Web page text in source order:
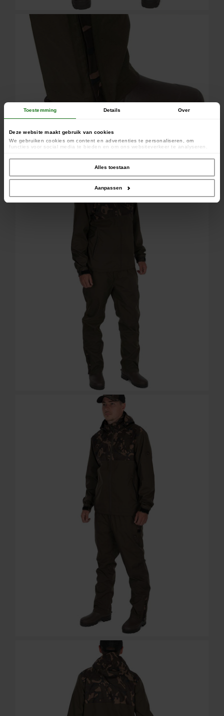
Toestemming Details Over
Deze website maakt gebruik van cookies
We gebruiken cookies om content en advertenties te personaliseren, om
functies voor social media te bieden en om ons websiteverkeer te analyseren.
social media, adverteren en analyse. Deze partners kunnen deze gegevens
combineren met andere informatie die u aan ze heeft verstrekt of die ze hebben
verzameld op basis van uw gebruik van hun services.
Alles toestaan
Aanpassen